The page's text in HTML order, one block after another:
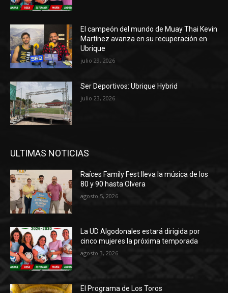
El campeón del mundo de Muay Thai Kevin
Martínez avanza en su recuperación en
Ubrique
julio 29, 2026
Ser Deportivos: Ubrique Hybrid
julio 23, 2026
ULTIMAS NOTICIAS
Raíces Family Fest lleva la música de los
80 y 90 hasta Olvera
agosto 5, 2026
La UD Algodonales estará dirigida por
cinco mujeres la próxima temporada
agosto 3, 2026
El Programa de Los Toros